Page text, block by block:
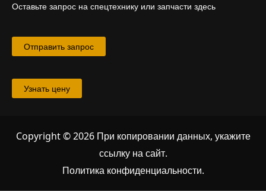
Оставьте запрос на спецтехнику или запчасти здесь
Отправить запрос
Узнать цену
Copyright © 2026 При копировании данных, укажите
ссылку на сайт.
Политика конфиденциальности.